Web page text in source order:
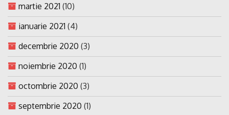
martie 2021 (10)
ianuarie 2021 (4)
decembrie 2020 (3)
noiembrie 2020 (1)
octombrie 2020 (3)
septembrie 2020 (1)